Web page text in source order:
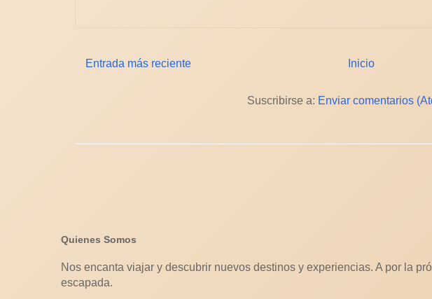
Entrada más reciente Inicio
Suscribirse a: Enviar comentarios
Quienes Somos
Nos encanta viajar y descubrir nuevos destinos y experiencias. A por la
escapada.